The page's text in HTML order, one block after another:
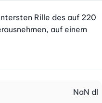
Rille des auf 220
auf einem
NaN dl